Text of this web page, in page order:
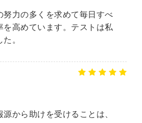
努力の多くを求めて毎日すべ
を高めています。テストは私
。
から助けを受けることは、